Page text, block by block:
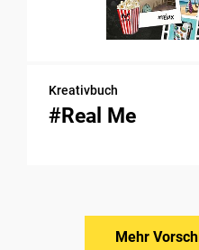
Kreativbuch
#Real Me
Mehr